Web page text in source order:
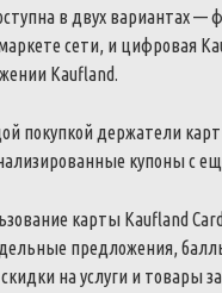
в двух вариантах—
сети, и цифровая
Kaufland.
покупкой держатели карт
купоныс
карты Kaufland Card
предложения,
скидки науслуги и товарыза